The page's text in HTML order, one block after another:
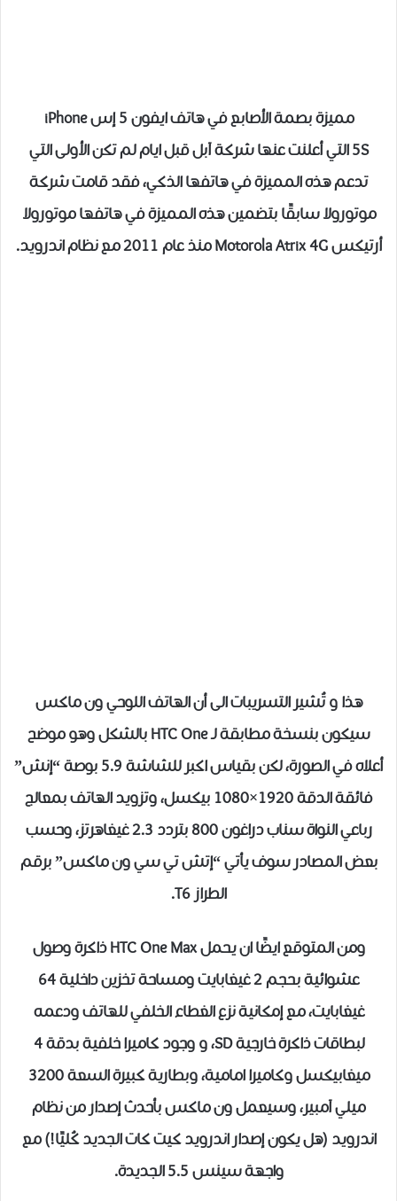
مميزة بصمة الأصابع في هاتف ايفون 5 إس iPhone
5S التي أعلنت عنها شركة آبل قبل ايام لم تكن الأولى التي
تدعم هذه المميزة في هاتفها الذكي، فقد قامت شركة
موتورولا سابقًا بتضمين هذه المميزة في هاتفها موتورولا
أرتيكس Motorola Atrix 4G منذ عام 2011 مع نظام اندرويد.
هذا و تُشير التسريبات الى أن الهاتف اللوحي ون ماكس
سيكون بنسخة مطابقة لـ HTC One بالشكل وهو موضح
أعلاه في الصورة، لكن بقياس اكبر للشاشة 5.9 بوصة “إنش”
فائقة الدقة 1920×1080 بيكسل، وتزويد الهاتف بمعالج
رباعي النواة سناب دراغون 800 بتردد 2.3 غيغاهرتز، وحسب
بعض المصادر سوف يأتي “إتش تي سي ون ماكس” برقم
الطراز T6.
ومن المتوقع ايضًا ان يحمل HTC One Max ذاكرة وصول
عشوائية بحجم 2 غيغابايت ومساحة تخزين داخلية 64
غيغابايت، مع إمكانية نزع الغطاء الخلفي للهاتف ودعمه
لبطاقات ذاكرة خارجية SD، و وجود كاميرا خلفية بدقة 4
ميغابيكسل وكاميرا امامية، وبطارية كبيرة السعة 3200
ميلي آمبير، وسيعمل ون ماكس بأحدث إصدار من نظام
اندرويد (هل يكون إصدار اندرويد كيت كات الجديد كُليًا!) مع
واجهة سينس 5.5 الجديدة.